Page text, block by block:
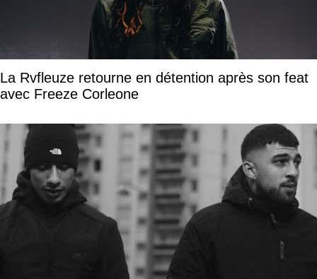
La Rvfleuze retourne en détention après son feat
avec Freeze Corleone